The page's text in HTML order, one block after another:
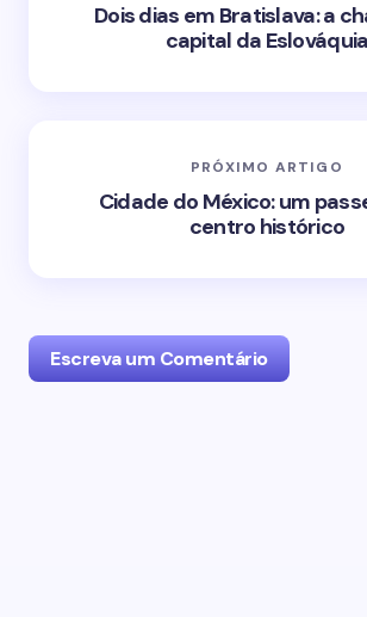
Dois dias em Bratislava: a
capital da Eslováquia
PRÓXIMO ARTIGO
Cidade do México: um
centro histórico
Escreva um Comentário